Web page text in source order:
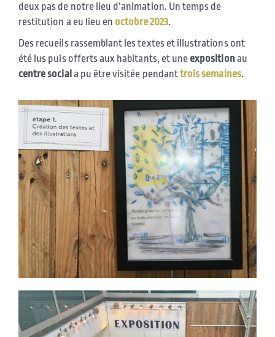
deux pas de notre lieu d’animation. Un temps de
restitution a eu lieu en octobre 2023.
Des recueils rassemblant les textes et illustrations ont
été lus puis offerts aux habitants, et une expositionau
centre social a pu être visitée pendanttroissemaines.